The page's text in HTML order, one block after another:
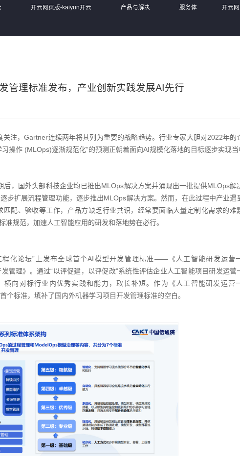
开云网页版-kaiyun开云 产品与解决 服务体 开云
管理标准发布，产业创新实践发展AI先行
，Gartner连续两年将其列为重要的战略趋势。行业专家大胆对2022年的
操作 (MLOps)逐渐规范化”的预测正朝着面向AI规模化落地的目标逐步实现当
国外头部科技企业均已推出MLOps解决方案并涌现出一批提供MLOps解
步扩展流程管理功能，逐步推出MLOps解决方案。然而，在此过程中产业遇
配、验收等工作，产品方缺乏行业共识，经常要面临大量定制化需求的难
规范，加速人工智能应用的研发和落地势在必行。
论坛”上发布全球首个AI模型开发管理标准——《人工智能研发运营
管理》。通过“以评促建，以评促改”系统性评估企业人工智能项目研发运营
横向对标行业内优秀实践和能力，取长补短。作为《人工智能研发运营
个标准，填补了国内外机器学习项目开发管理标准的空白。